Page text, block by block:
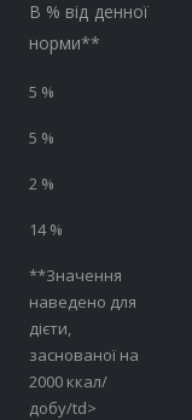
В % від денної
норми**
5 %
5 %
2 %
14 %
**Значення
наведено для
дієти,
заснованої на
2000 ккал/
добу/td>